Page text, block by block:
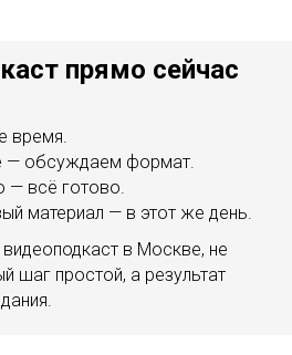
прямо сейчас
время.
— обсуждаем формат.
— всё готово.
материал — в этот же день.
в Москве, не
шаг простой, а результат